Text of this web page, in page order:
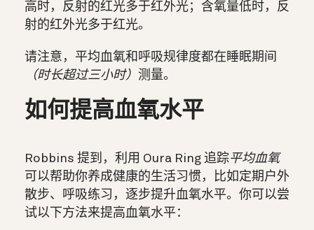
高时，反射的红光多于红外光；含氧量低时，反
射的红外光多于红光。
请注意，平均血氧和呼吸规律度都在睡眠期间
（时长超过三小时） 测量。
如何提高血氧水平
Robbins 提到， 利用 Oura Ring 追踪平均血氧
可以帮助你养成健康的生活习惯，比如定期户外
散步、呼吸练习，逐步提升血氧水平。你可以尝
试以下方法来提高血氧水平：